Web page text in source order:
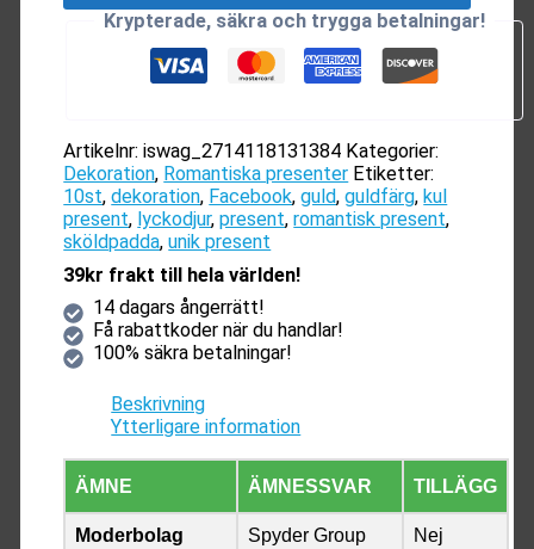
Krypterade, säkra och trygga betalningar!
Artikelnr:iswag_2714118131384 Kategorier:
Dekoration, Romantiska presenter Etiketter:
10st,dekoration, Facebook,guld,guldfärg, kul
present, lyckodjur,present,romantisk present,
sköldpadda,unik present
39kr frakt till hela världen!
14 dagars ångerrätt!
Få rabattkoder när du handlar!
100% säkra betalningar!
Beskrivning
Ytterligare information
ÄMNE ÄMNESSVAR TILLÄGG
Moderbolag Spyder Group Nej